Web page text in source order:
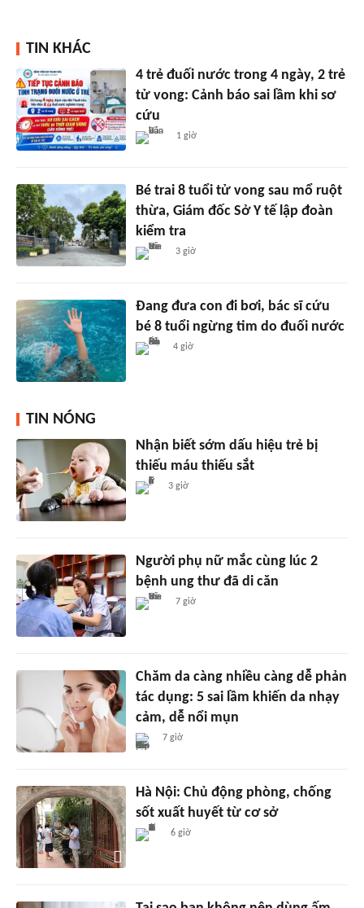
TIN KHÁC
4 trẻ đuối nước trong 4 ngày, 2 trẻ
tử vong: Cảnh báo sai lầm khi sơ
cứu
1 giờ
Bé trai 8 tuổi tử vong sau mổ ruột
thừa, Giám đốc Sở Y tế lập đoàn
kiểm tra
3 giờ
Đang đưa con đi bơi, bác sĩ cứu
bé 8 tuổi ngừng tim do đuối nước
4 giờ
TIN NÓNG
Nhận biết sớm dấu hiệu trẻ bị
thiếu máu thiếu sắt
3 giờ
Người phụ nữ mắc cùng lúc 2
bệnh ung thư đã di căn
7 giờ
Chăm da càng nhiều càng dễ phản
tác dụng: 5 sai lầm khiến da nhạy
cảm, dễ nổi mụn
7 giờ
Hà Nội: Chủ động phòng, chống
sốt xuất huyết từ cơ sở
6 giờ